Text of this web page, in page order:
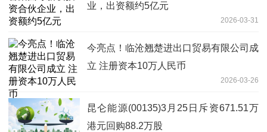
业，出资额约5亿元
2026-03-31
今亮点！临沧翘楚进出口贸易有限公司成
立 注册资本10万人民币
2026-03-26
昆仑能源(00135)3月25日斥资671.51万
港元回购88.2万股